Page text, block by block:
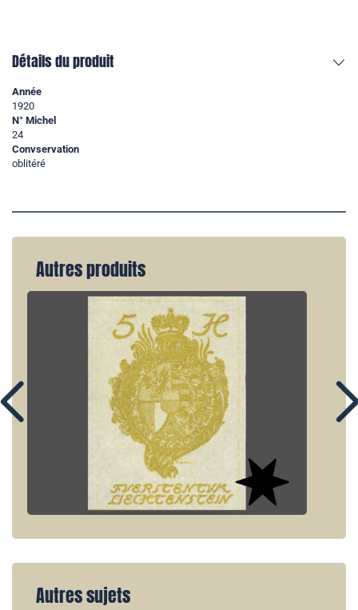
Détails du produit
Année
1920
N° Michel
24
Convservation
oblitéré
Autres produits
Autres sujets